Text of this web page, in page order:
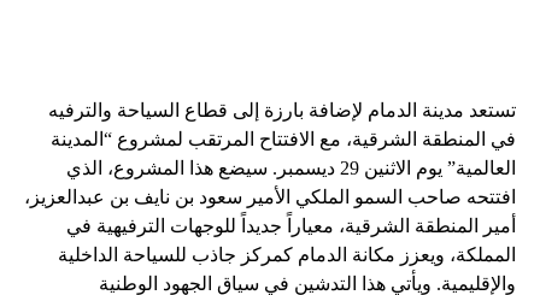
تستعد مدينة الدمام لإضافة بارزة إلى قطاع السياحة والترفيه
في المنطقة الشرقية، مع الافتتاح المرتقب لمشروع “المدينة
العالمية” يوم الاثنين 29 ديسمبر. سيضع هذا المشروع، الذي
افتتحه صاحب السمو الملكي الأمير سعود بن نايف بن عبدالعزيز،
أمير المنطقة الشرقية، معياراً جديداً للوجهات الترفيهية في
المملكة، ويعزز مكانة الدمام كمركز جاذب للسياحة الداخلية
والإقليمية. ويأتي هذا التدشين في سياق الجهود الوطنية